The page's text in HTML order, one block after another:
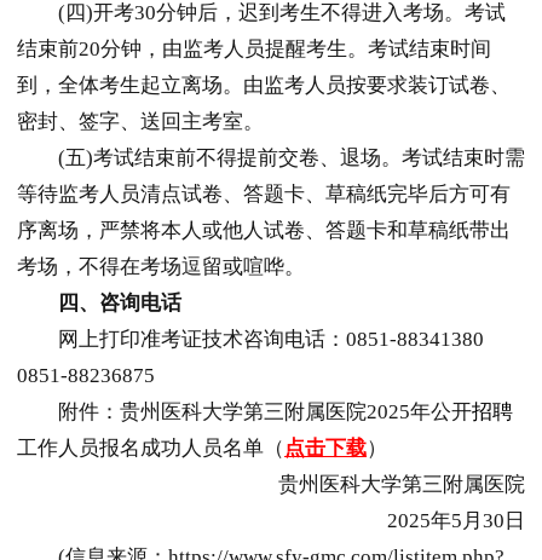
(四)开考30分钟后，迟到考生不得进入考场。考试
结束前20分钟，由监考人员提醒考生。考试结束时间
到，全体考生起立离场。由监考人员按要求装订试卷、
密封、签字、送回主考室。
(五)考试结束前不得提前交卷、退场。考试结束时需
等待监考人员清点试卷、答题卡、草稿纸完毕后方可有
序离场，严禁将本人或他人试卷、答题卡和草稿纸带出
考场，不得在考场逗留或喧哗。
四、咨询电话
网上打印准考证技术咨询电话：0851-88341380
0851-88236875
附件：贵州医科大学第三附属医院2025年公开招聘
工作人员报名成功人员名单（ 点击下载）
贵州医科大学第三附属医院
2025年5月30日